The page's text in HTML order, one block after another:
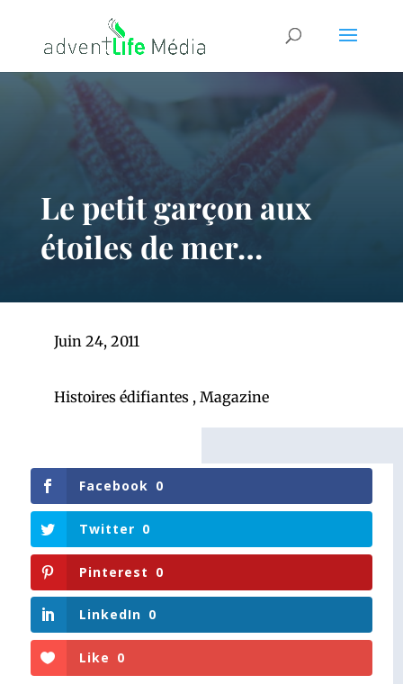
Le petit garçon aux
étoiles de mer…
Juin 24, 2011
Histoires édifiantes, Magazine
Facebook 0
Twitter 0
Pinterest 0
LinkedIn 0
Like 0